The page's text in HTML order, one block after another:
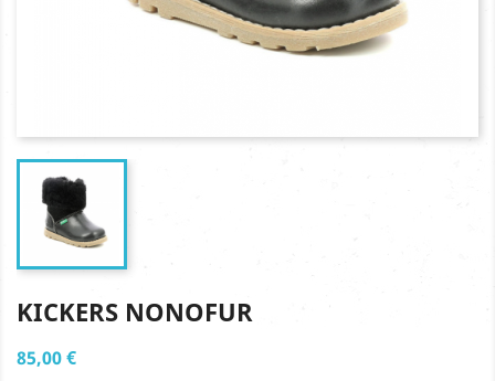
KICKERS NONOFUR
85,00 €